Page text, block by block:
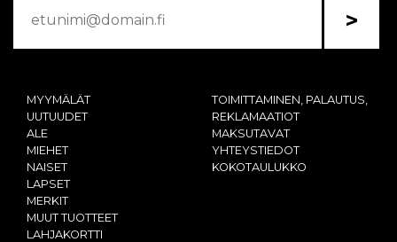
>
MYYMÄLÄT
UUTUUDET
ALE
MIEHET
NAISET
LAPSET
MERKIT
MUUT TUOTTEET
LAHJAKORTTI
TOIMITTAMINEN, PALAUTUS,
REKLAMAATIOT
MAKSUTAVAT
YHTEYSTIEDOT
KOKOTAULUKKO